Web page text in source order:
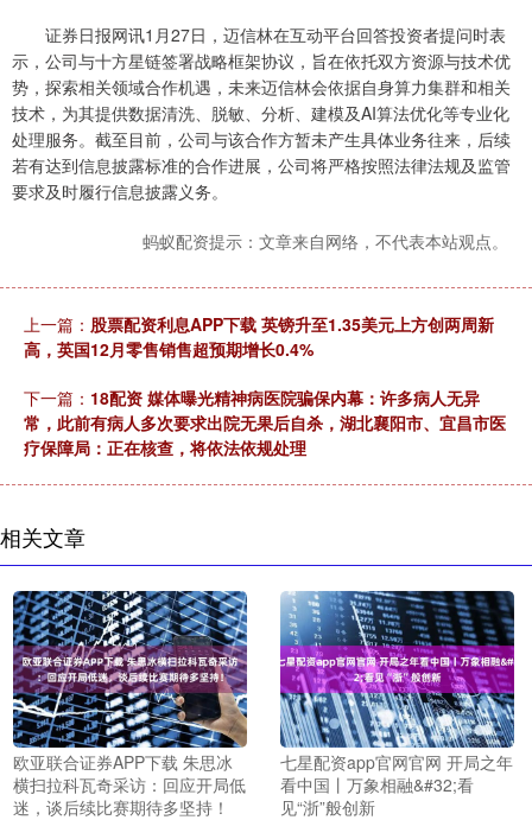
证券日报网讯1月27日，迈信林在互动平台回答投资者提问时表
示，公司与十方星链签署战略框架协议，旨在依托双方资源与技术优
势，探索相关领域合作机遇，未来迈信林会依据自身算力集群和相关
技术，为其提供数据清洗、脱敏、分析、建模及AI算法优化等专业化
处理服务。截至目前，公司与该合作方暂未产生具体业务往来，后续
若有达到信息披露标准的合作进展，公司将严格按照法律法规及监管
要求及时履行信息披露义务。
蚂蚁配资提示：文章来自网络，不代表本站观点。
上一篇： 股票配资利息APP下载 英镑升至1.35美元上方创两周新
高，英国12月零售销售超预期增长0.4%
下一篇： 18配资 媒体曝光精神病医院骗保内幕：许多病人无异
常，此前有病人多次要求出院无果后自杀，湖北襄阳市、宜昌市医
疗保障局：正在核查，将依法依规处理
相关文章
欧亚联合证券APP下载 朱思冰
横扫拉科瓦奇采访：回应开局低
迷，谈后续比赛期待多坚持！
七星配资app官网官网 开局之年
看中国丨万象相融&#32;看
见“浙”般创新